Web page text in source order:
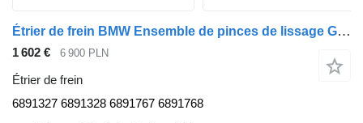
Étrier de frein BMW Ensemble de pinces de lissage G05 X5 G06 X6 G07 X7 6891327 pour automobile BMW X7 G07
1 602 € 6 900 PLN
Étrier de frein
6891327 6891328 6891767 6891768